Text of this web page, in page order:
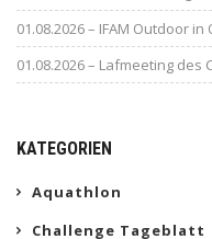
01.08.2026 – IFAM Outdoor in
01.08.2026 – Lafmeeting des
KATEGORIEN
Aquathlon
Challenge Tageblatt